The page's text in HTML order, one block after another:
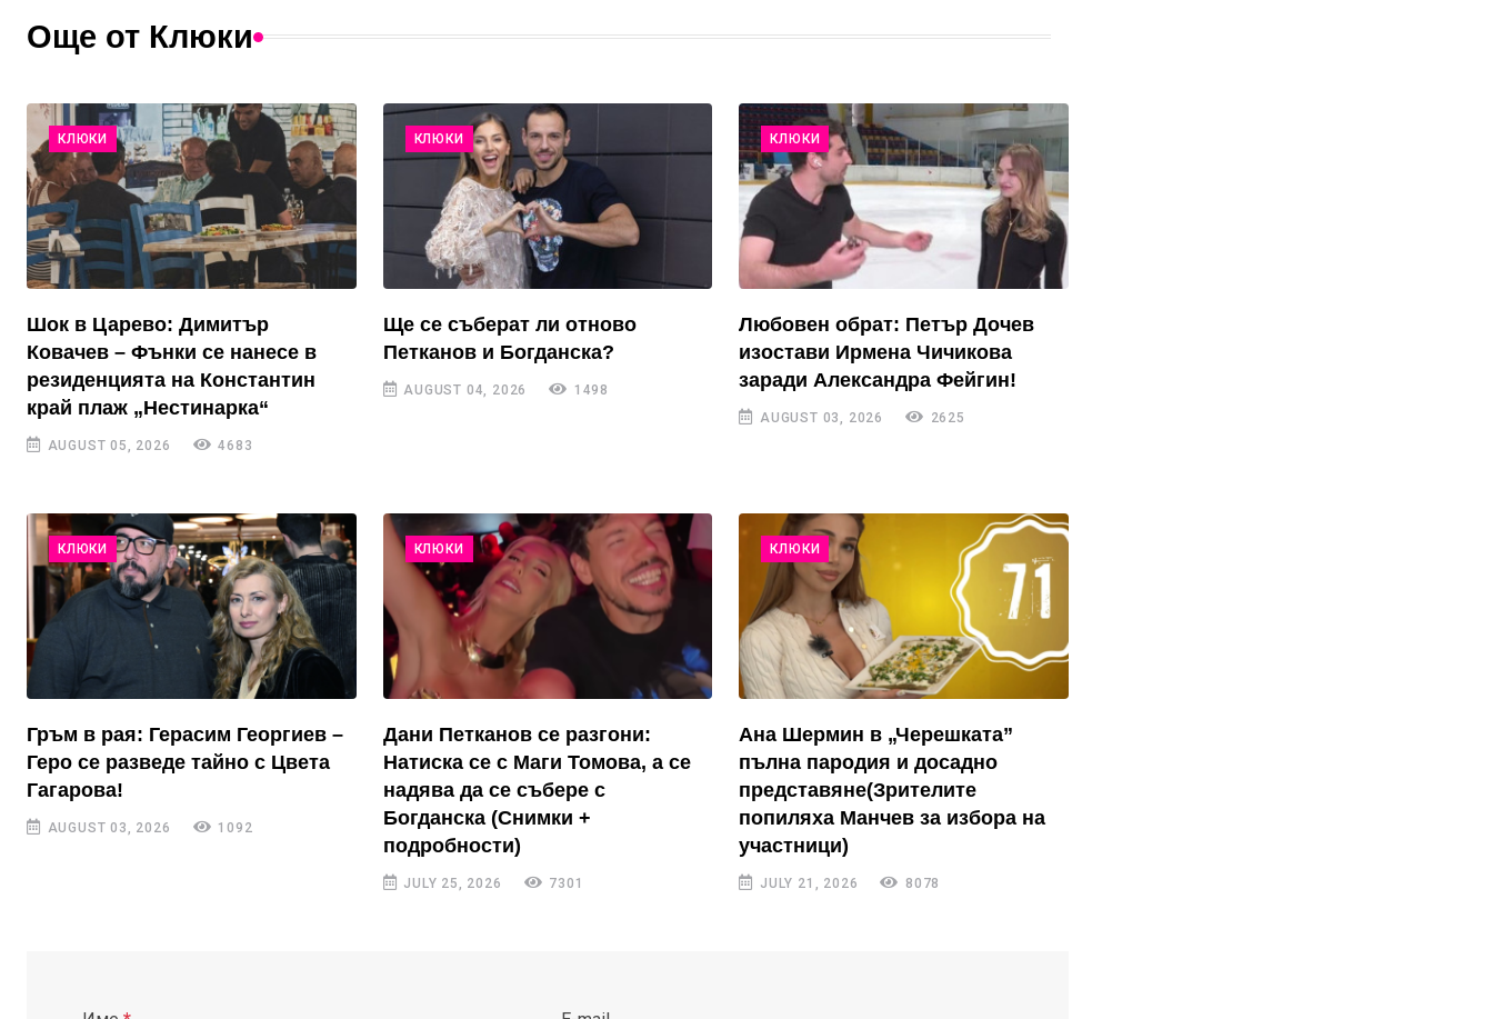
Още от Клюки
КЛЮКИ
Шок в Царево: Димитър
Ковачев – Фънки се нанесе в
резиденцията на Константин
край плаж „Нестинарка“
AUGUST 05, 2026 4683
КЛЮКИ
Ще се съберат ли отново
Петканов и Богданска?
AUGUST 04, 2026 1498
КЛЮКИ
Любовен обрат: Петър Дочев
изостави Ирмена Чичикова
заради Александра Фейгин!
AUGUST 03, 2026 2625
КЛЮКИ
Гръм в рая: Герасим Георгиев –
Геро се разведе тайно с Цвета
Гагарова!
AUGUST 03, 2026 1092
КЛЮКИ
Дани Петканов се разгони:
Натиска се с Маги Томова, а се
надява да се събере с
Богданска (Снимки +
подробности)
JULY 25, 2026 7301
КЛЮКИ
Ана Шермин в „Черешката”
пълна пародия и досадно
представяне(Зрителите
попиляха Манчев за избора на
участници)
JULY 21, 2026 8078